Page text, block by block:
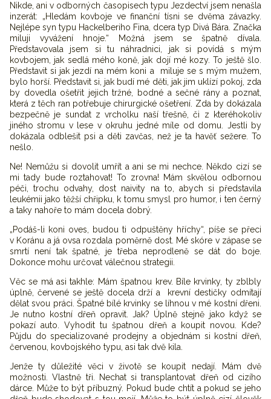
Nikde, ani v odborných časopisech typu Jezdectví jsem nenašla
inzerát: „Hledám kovboje ve finanční tísni se dvěma závazky.
Nejlépe syn typu Hackelberiho Fina, dcera typ Divá Bára. Značka
miluji vyvážení hnoje.“ Možná jsem se špatně dívala.
Představovala jsem si tu náhradnici, jak si povídá s mým
kovbojem, jak sedlá mého koně, jak dojí mé kozy. To ještě šlo.
Představit si jak jezdí na mém koni a miluje se s mým mužem,
bylo horší. Představit si, jak budí mé děti, jak jim uklízí pokoj, zda
by dovedla ošetřit jejich tržné, bodné a sečné rány a poznat,
která z těch ran potřebuje chirurgické ošetření. Zda by dokázala
bezpečně je sundat z vrcholku naší třešně, či z kteréhokoliv
jiného stromu v lese v okruhu jedné míle od domu. Jestli by
dokázala odblešit psi a děti zavčas, než je ta havěť sežere. To
nešlo.
Ne! Nemůžu si dovolit umřít a ani se mi nechce. Někdo cizí se
mi tady bude roztahovat! To zrovna! Mám skvělou odbornou
péči, trochu odvahy, dost naivity na to, abych si představila
leukémii jako těžší chřipku, k tomu smysl pro humor, i ten černý
a taky nahoře to mám docela dobrý.
„Podáš-li koni oves, budou ti odpuštěny hříchy“, píše se přeci
v Koránu a já ovsa rozdala poměrně dost. Mé skóre v zápase se
smrtí není tak špatné, je třeba neprodleně se dát do boje.
Dokonce mohu určovat válečnou strategii.
Věc se má asi takhle: Mám špatnou krev. Bíle krvinky, ty zblbly
úplně, červené se ještě docela drží a krevní destičky odmítají
dělat svou práci. Špatné bílé krvinky se líhnou v mé kostní dřeni.
Je nutno kostní dřeň opravit. Jak? Úplně stejně jako když se
pokazí auto. Vyhodit tu špatnou dřeň a koupit novou. Kde?
Půjdu do specializované prodejny a objednám si kostní dřeň,
červenou, kovbojského typu, asi tak dvě kila.
Jenže ty důležité věci v životě se koupit nedají. Mám dvě
možnosti. Vlastně tři. Nechat si transplantovat dřeň od cizího
dárce. Může to být příbuzný. Pokud bude chtít a pokud se jeho